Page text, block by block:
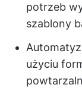
potrzeb
szablony
użyciu